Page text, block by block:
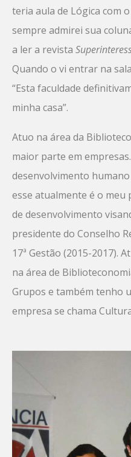
teria aula de Lógica com
sempre admirei sua
a ler a revista
Quando o vi entrar na
“Esta faculdade
minha casa”.
Atuo na área da
maior parte em
desenvolvimento
esse atualmente é o
de desenvolvimento
presidente do Conselho
17ª Gestão (2015-2017).
na área de
Grupos e também tenho
empresa se chama